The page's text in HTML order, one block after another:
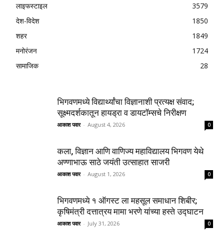
लाइफस्टाइल
3579
देश-विदेश
1850
शहर
1849
मनोरंजन
1724
सामाजिक
28
भिगवणमध्ये विद्यार्थ्यांचा विज्ञानाशी प्रत्यक्ष संवाद;
सूक्ष्मदर्शकातून हायड्रा व डायटॉम्सचे निरीक्षण
आकाश पवार - August 4, 2026 0
कला, विज्ञान आणि वाणिज्य महाविद्यालय भिगवण येथे
अण्णाभाऊ साठे जयंती उत्साहात साजरी
आकाश पवार - August 1, 2026 0
भिगवणमध्ये १ ऑगस्ट ला महसूल समाधान शिबीर;
कृषिमंत्री दत्तात्रय मामा भरणे यांच्या हस्ते उद्घाटन
आकाश पवार - July 31, 2026 0